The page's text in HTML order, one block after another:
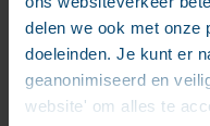
delen we ook met onze
doeleinden. Je kunt er
geanonimiseerd en
website' om alles te
A propos
Fondée en 2006,
domaines de l’ECM,